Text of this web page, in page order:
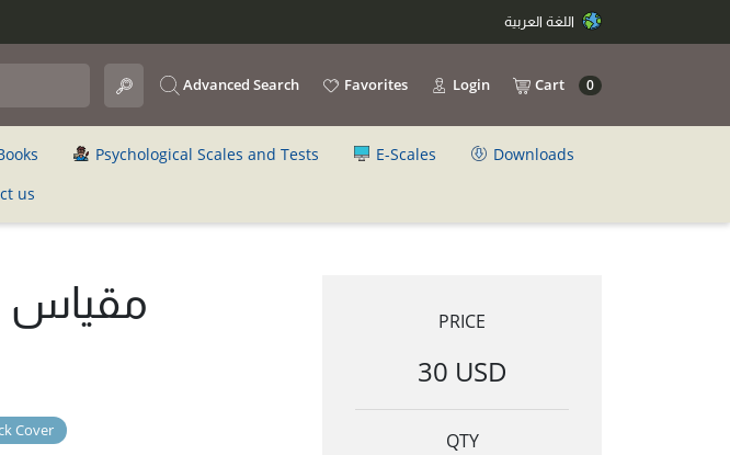
Advanced Search Favorites Login Cart 0
Psychological Scales and Tests E-Scales
Downloads
us
مقياس
Cover
PRICE
30 USD
QTY